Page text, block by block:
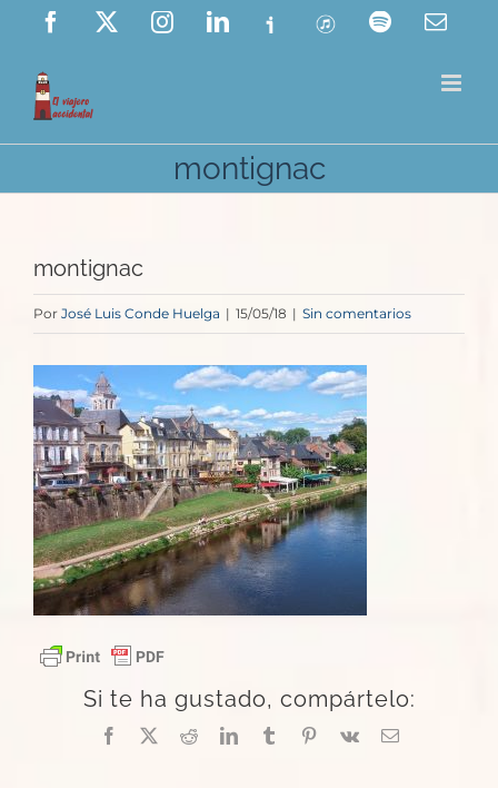
Saltar
contenido
Facebook InstagramLinkedIn
Ivoox ITunes Spotify
montignac
montignac
Por José Luis Conde Huelga | 15/05/18 | Sin comentarios
Si te ha gustado, compártelo:
Facebook
X RedditLinkedInTumblrPinterest
Vk
Correo